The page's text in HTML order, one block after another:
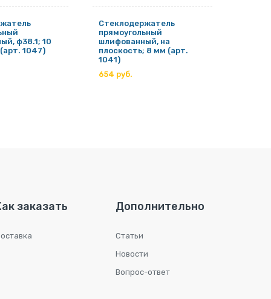
ф38.1; 10
1047)
Стеклодержатель
прямоугольный
шлифованный, на
плоскость; 8 мм (арт.
1041)
654 руб.
заказать Дополнительно
Статьи
Новости
Вопрос-ответ